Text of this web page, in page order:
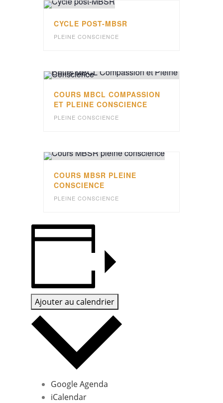
CYCLE POST-MBSR
PLEINE CONSCIENCE
COURS MBCL COMPASSION
ET PLEINE CONSCIENCE
PLEINE CONSCIENCE
COURS MBSR PLEINE
CONSCIENCE
PLEINE CONSCIENCE
Ajouter au calendrier
Google Agenda
iCalendar